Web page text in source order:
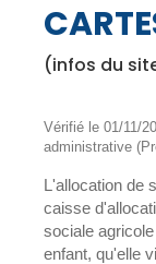
(infos du
Vérifié le 01/11/
administrative
L'allocation de
caisse
sociale
enfant, qu'elle